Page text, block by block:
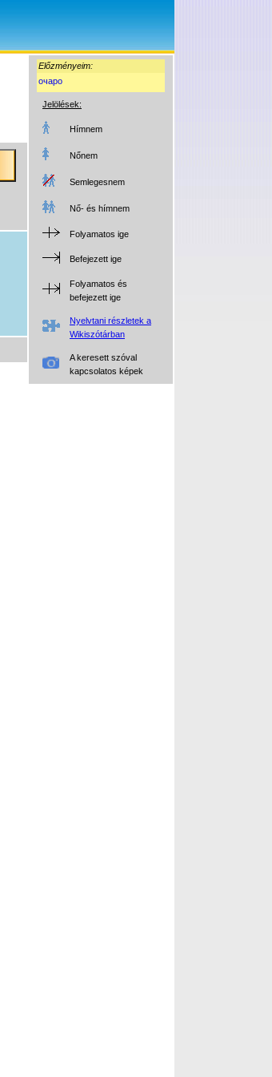
Előzményeim:
очаро
Jelölések:
Hímnem
Nőnem
Semlegesnem
Nő- és hímnem
Folyamatos ige
Befejezett ige
Folyamatos és
befejezett ige
Nyelvtani részletek a
Wikiszótárban
A keresett szóval
kapcsolatos képek